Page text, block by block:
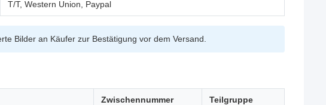
T/T, Western Union, Paypal
Bilder an Käufer zur Bestätigung vor dem Versand.
Zwischennummer Teilgruppe